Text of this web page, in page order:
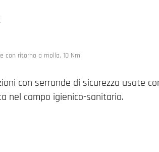
con ritorno a molla, 10 Nm
con serrande di sicurezza usate
nel campo igienico-sanitario.